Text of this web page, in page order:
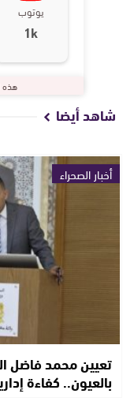
يوتوب
1k
هذه
شاهد أيضا
أخبار الصحراء
تعيين محمد فاضل
بالعيون.. كفاءة